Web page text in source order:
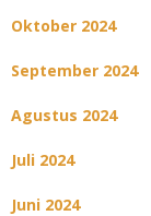
Oktober 2024
September 2024
Agustus 2024
Juli 2024
Juni 2024